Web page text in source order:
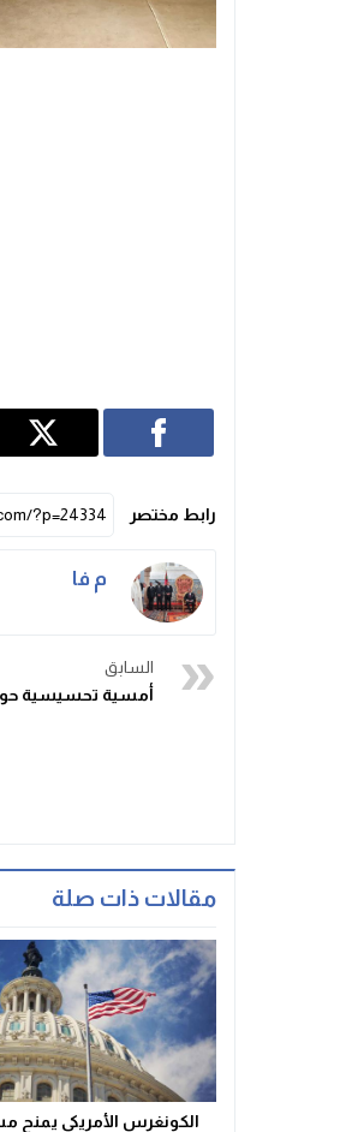
رابط مختصر
م فا
السابق
أمسية تحسيسية
مقالات ذات صلة
الكونغرس الأمريكي يمنح